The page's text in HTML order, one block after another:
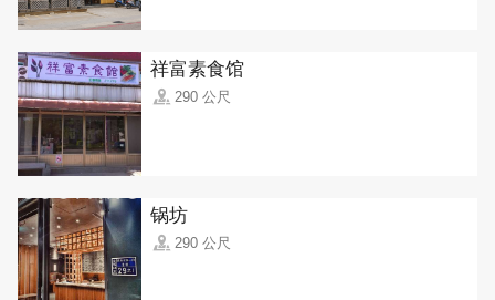
祥富素食馆
290 公尺
锅坊
290 公尺